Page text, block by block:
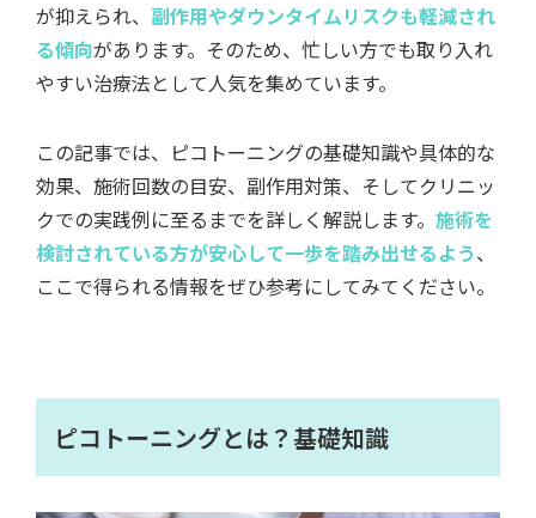
が抑えられ、 副作用やダウンタイムリスクも軽減され
る傾向があります。そのため、忙しい方でも取り入れ
やすい治療法として人気を集めています。
この記事では、ピコトーニングの基礎知識や具体的な
効果、施術回数の目安、副作用対策、そしてクリニッ
クでの実践例に至るまでを詳しく解説します。 施術を
検討されている方が安心して一歩を踏み出せるよう、
ここで得られる情報をぜひ参考にしてみてください。
ピコトーニングとは？基礎知識